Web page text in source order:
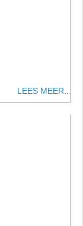
LEES MEER...